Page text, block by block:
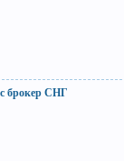
брокер СНГ